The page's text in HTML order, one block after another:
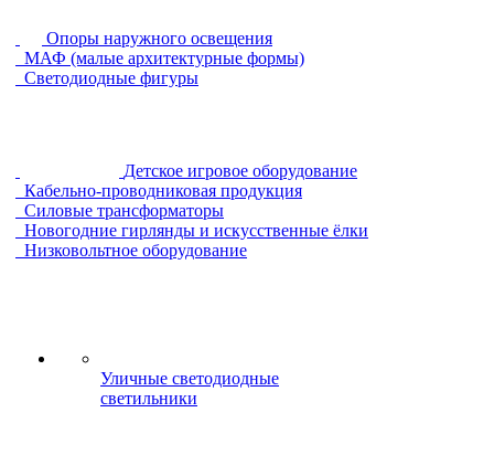
Опоры наружного освещения
МАФ (малые архитектурные формы)
Светодиодные фигуры
Детское игровое оборудование
Кабельно-проводниковая продукция
Силовые трансформаторы
Новогодние гирлянды и искусственные ёлки
Низковольтное оборудование
Уличные светодиодные
светильники